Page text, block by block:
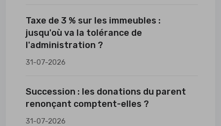
Taxe de 3 % sur les immeubles :
jusqu'où va la tolérance de
l'administration ?
31-07-2026
Succession : les donations du parent
renonçant comptent-elles ?
31-07-2026